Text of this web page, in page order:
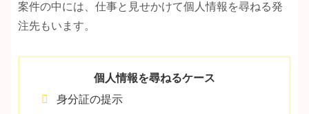
案件の中には、仕事と見せかけて個人情報を尋ねる発
注先もいます。
個人情報を尋ねるケース
身分証の提示